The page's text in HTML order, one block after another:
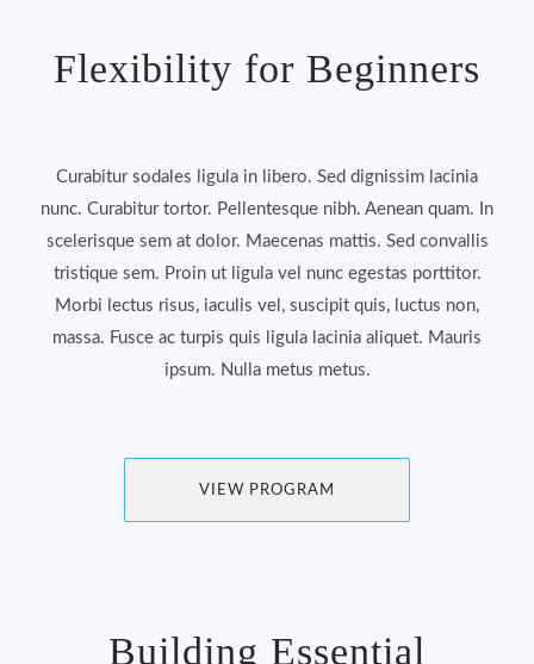
Flexibility for Beginners
Curabitur sodales ligula in libero. Sed dignissim lacinia
nunc. Curabitur tortor. Pellentesque nibh. Aenean quam. In
scelerisque sem at dolor. Maecenas mattis. Sed convallis
tristique sem. Proin ut ligula vel nunc egestas porttitor.
Morbi lectus risus, iaculis vel, suscipit quis, luctus non,
massa. Fusce ac turpis quis ligula lacinia aliquet. Mauris
ipsum. Nulla metus metus.
VIEW PROGRAM
Building Essential